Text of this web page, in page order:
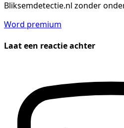
Bliksemdetectie.nl zonder
Word premium
Laat een reactie achter